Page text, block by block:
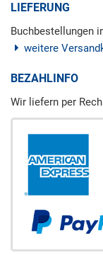
LIEFERUNG
Buchbestellungen
weitere
BEZAHLINFO
Wir liefern per